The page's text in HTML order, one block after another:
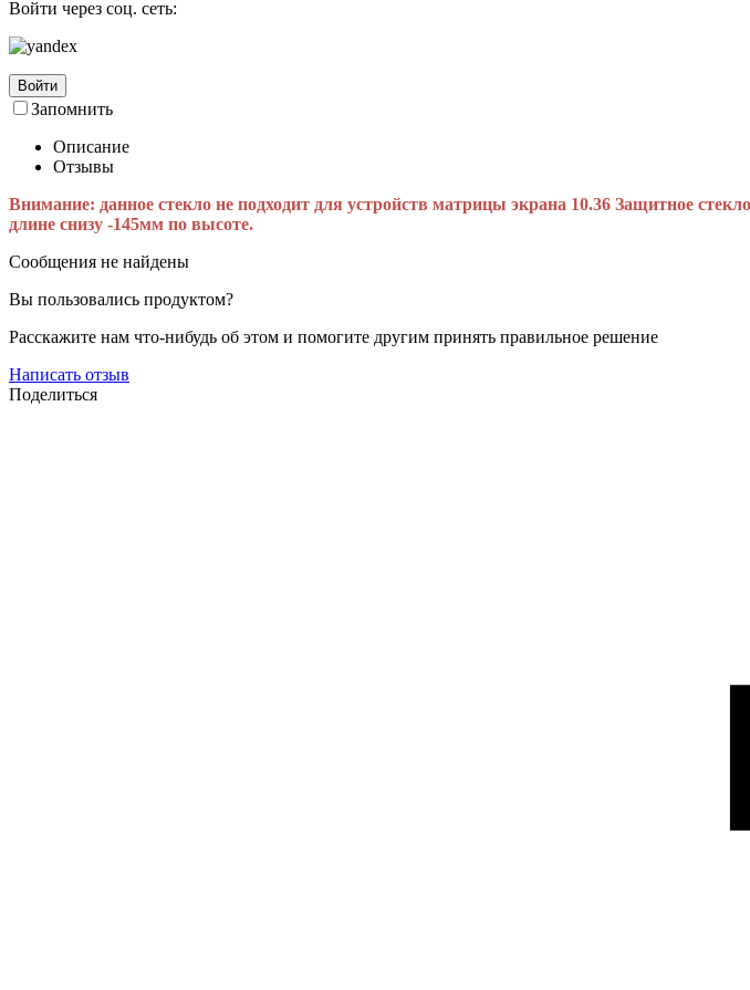
Войти через соц. сеть:
Войти
Запомнить
Описание
Отзывы
Внимание: данное стекло не подходит для устройств матрицы экрана 10.36 Защитное
длине снизу -145мм по высоте.
Сообщения не найдены
Вы пользовались продуктом?
Расскажите нам что-нибудь об этом и помогите другим принять правильное решение
Написать отзыв
Поделиться